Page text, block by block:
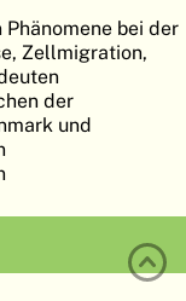
EN
bei der
Zellmigration,
der
und